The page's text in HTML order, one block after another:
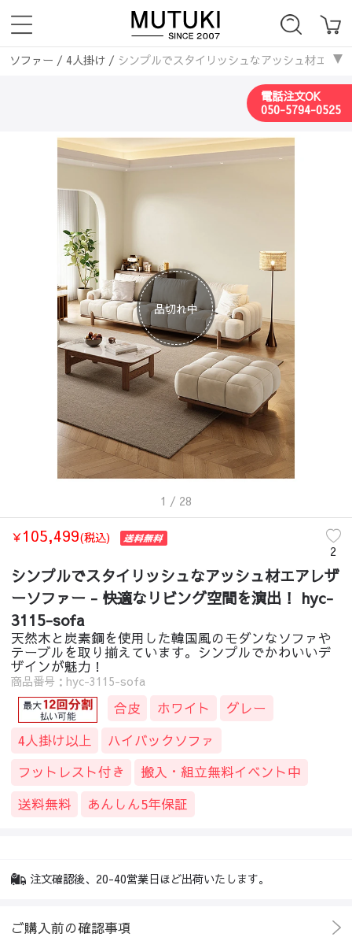
ソファー / 4人掛け/ シンプルでスタイリッシュなアッシュ材エア
電話注文OK
050-5794-0525
品切れ中
1 / 28
￥105,499(税込)
2
シンプルでスタイリッシュなアッシュ材エアレザ
ーソファー - 快適なリビング空間を演出！ hyc-
3115-sofa
天然木と炭素鋼を使用した韓国風のモダンなソファや
テーブルを取り揃えています。シンプルでかわいいデ
ザインが魅力！
商品番号：hyc-3115-sofa
合皮 ホワイト
グレー
4人掛け以上
ハイバックソファ
フットレスト付き
搬入・組立無料イベント中
送料無料
あんしん5年保証
注文確認後、20-40営業日ほど出荷いたします。
ご購入前の確認事項